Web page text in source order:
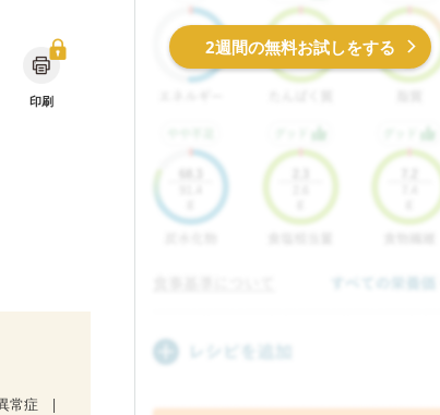
印刷
常症
2週間の無料お試しをする